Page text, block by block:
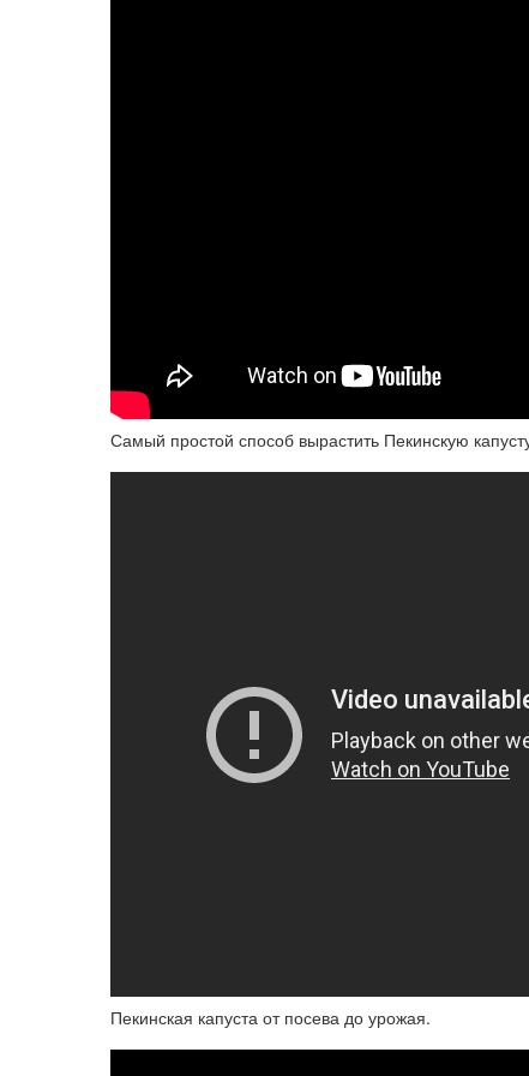
Самый простой способ вырастить Пекинскую
Пекинская капуста от посева до урожая.